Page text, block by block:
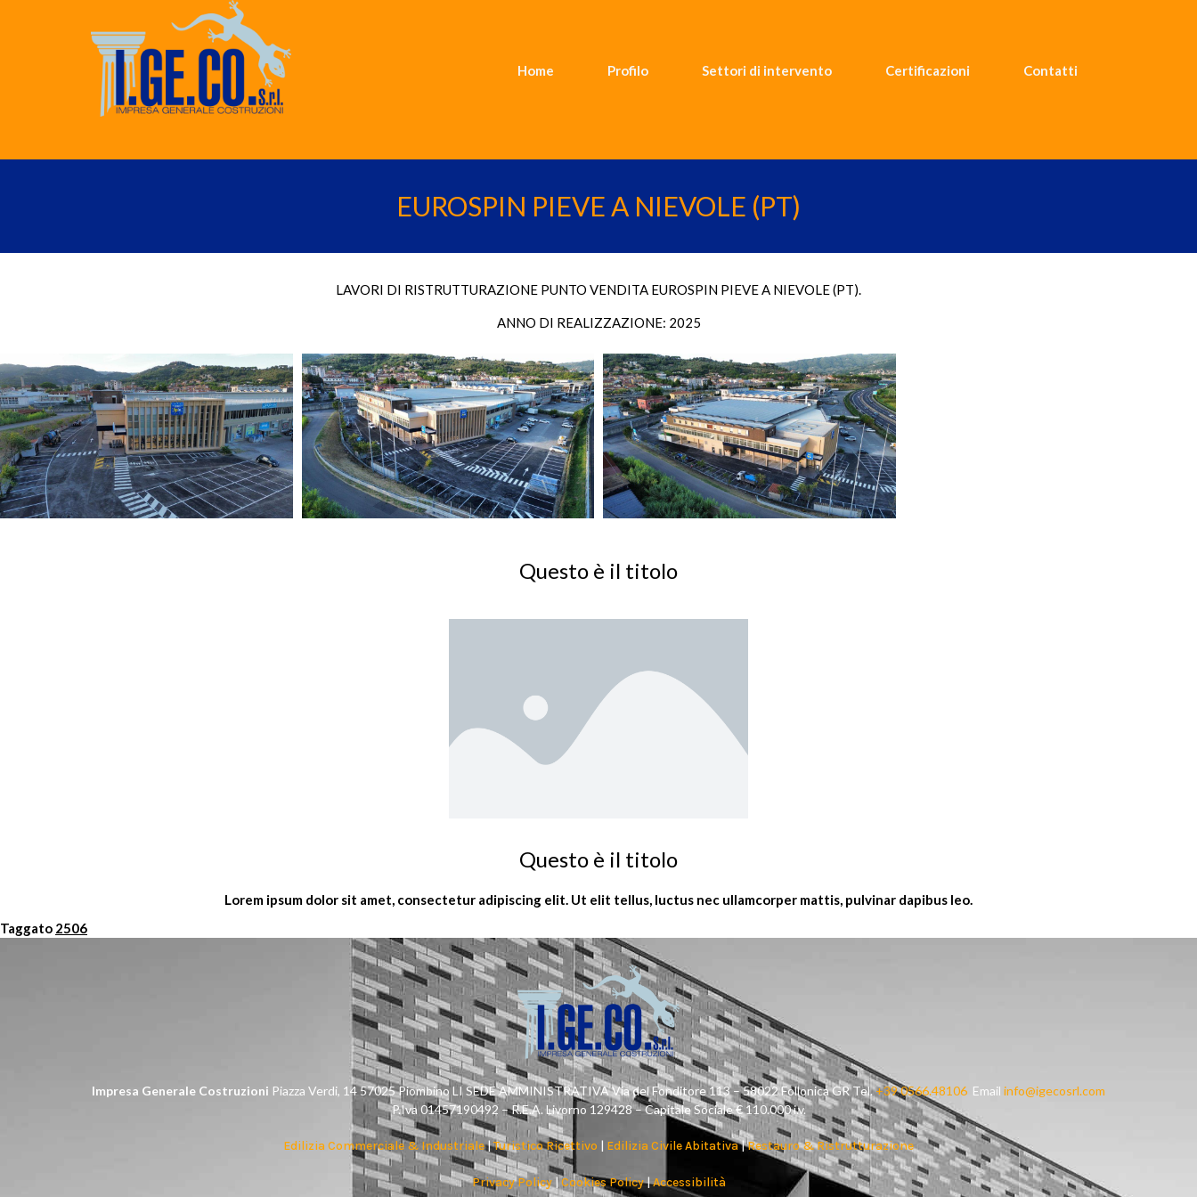
Home Profilo Settori di intervento Certificazioni Contatti
EUROSPIN PIEVE A NIEVOLE (PT)
LAVORI DI RISTRUTTURAZIONE PUNTO VENDITA EUROSPIN PIEVE A NIEVOLE (PT).
ANNO DI REALIZZAZIONE: 2025
Questo è il titolo
Questo è il titolo
Lorem ipsum dolor sit amet, consectetur adipiscing elit. Ut elit tellus, luctus nec ullamcorper mattis, pulvinar dapibus leo.
Taggato 2506
Impresa Generale Costruzioni Piazza Verdi, 14 57025 Piombino LI SEDE AMMINISTRATIVA Via del Fonditore 113 – 58022 Follonica GR Tel.+39 0566.48106 Email info@igecosrl.com
P.Iva 01457190492 – R.E.A. Livorno 129428 – Capitale Sociale € 110.000 i.v.
Edilizia Commerciale & Industriale|Turistico Ricettivo | Edilizia Civile Abitativa|Restauro & Ristrutturazione
Privacy Policy|Cookies Policy|Accessibilità